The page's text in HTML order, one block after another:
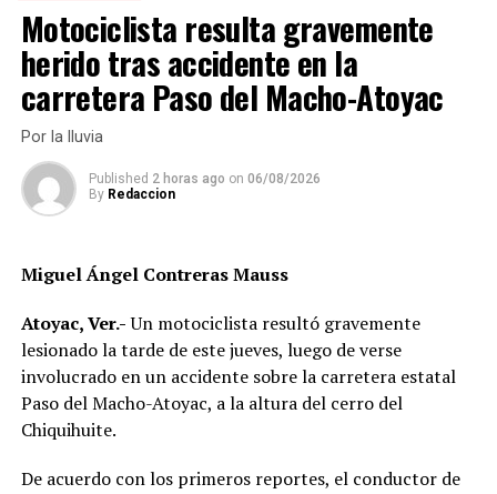
emergencia y patrullas sobre uno de los carriles del
bulevar.
RELATED TOPICS:
DESPUÉS
Rescatan a perro que cayó a pozo de 18 metros
ANTES
Robo de tráileres desata persecución y deja un muerto
Motociclista resulta gravemente
herido tras accidente en la
carretera Paso del Macho-Atoyac
Por la lluvia
Published 2 horas ago on 06/08/2026
By Redaccion
Miguel Ángel Contreras Mauss
Atoyac, Ver.-Un motociclista resultó gravemente
lesionado la tarde de este jueves, luego de verse
involucrado en un accidente sobre la carretera estatal
Paso del Macho-Atoyac, a la altura del cerro del
Chiquihuite.
De acuerdo con los primeros reportes, el conductor de